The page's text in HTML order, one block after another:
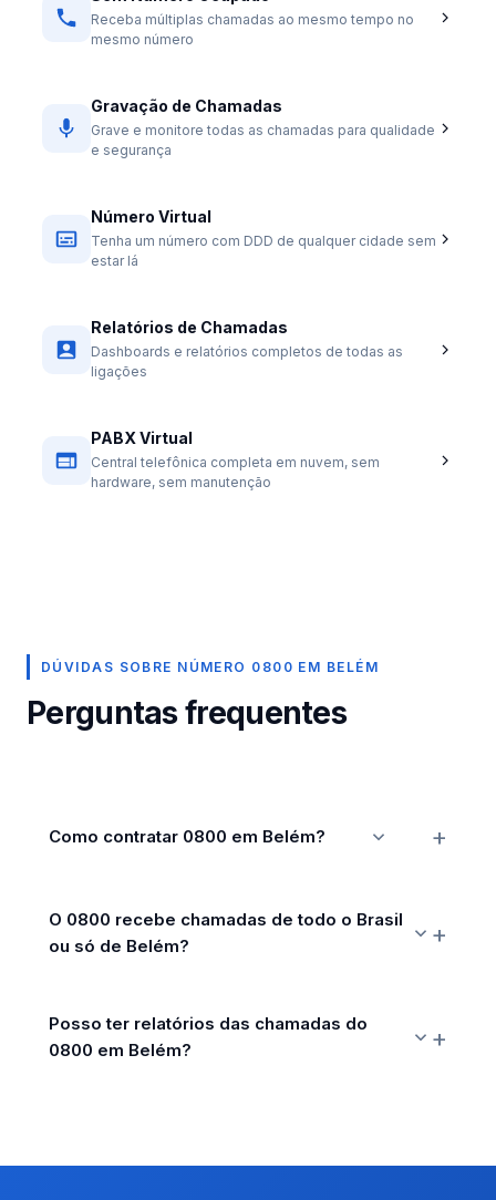
Receba múltiplas chamadas ao mesmo tempo no
mesmo número
Gravação de Chamadas
Grave e monitore todas as chamadas para qualidade
e segurança
Número Virtual
Tenha um número com DDD de qualquer cidade sem
estar lá
Relatórios de Chamadas
Dashboards e relatórios completos de todas as
ligações
PABX Virtual
Central telefônica completa em nuvem, sem
hardware, sem manutenção
DÚVIDAS SOBRE NÚMERO 0800 EM BELÉM
Perguntas frequentes
Como contratar 0800 em Belém?
O 0800 recebe chamadas de todo o Brasil
ou só de Belém?
Posso ter relatórios das chamadas do
0800 em Belém?